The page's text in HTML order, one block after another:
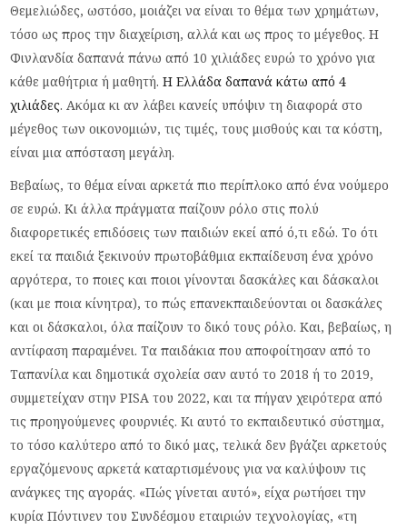
Θεμελιώδες, ωστόσο, μοιάζει να είναι το θέμα των χρημάτων,
τόσο ως προς την διαχείριση, αλλά και ως προς το μέγεθος. Η
Φινλανδία δαπανά πάνω από 10 χιλιάδες ευρώ το χρόνο για
κάθε μαθήτρια ή μαθητή.Η Ελλάδα δαπανά κάτω από 4
χιλιάδες. Ακόμα κι αν λάβει κανείς υπόψιν τη διαφορά στο
μέγεθος των οικονομιών, τις τιμές, τους μισθούς και τα κόστη,
είναι μια απόσταση μεγάλη.
Βεβαίως, το θέμα είναι αρκετά πιο περίπλοκο από ένα νούμερο
σε ευρώ. Κι άλλα πράγματα παίζουν ρόλο στις πολύ
διαφορετικές επιδόσεις των παιδιών εκεί από ό,τι εδώ. Το ότι
εκεί τα παιδιά ξεκινούν πρωτοβάθμια εκπαίδευση ένα χρόνο
αργότερα, το ποιες και ποιοι γίνονται δασκάλες και δάσκαλοι
(και με ποια κίνητρα), το πώς επανεκπαιδεύονται οι δασκάλες
και οι δάσκαλοι, όλα παίζουν το δικό τους ρόλο. Και, βεβαίως, η
αντίφαση παραμένει. Τα παιδάκια που αποφοίτησαν από το
Ταπανίλα και δημοτικά σχολεία σαν αυτό το 2018 ή το 2019,
συμμετείχαν στην PISA του 2022, και τα πήγαν χειρότερα από
τις προηγούμενες φουρνιές. Κι αυτό το εκπαιδευτικό σύστημα,
το τόσο καλύτερο από το δικό μας, τελικά δεν βγάζει αρκετούς
εργαζόμενους αρκετά καταρτισμένους για να καλύψουν τις
ανάγκες της αγοράς. «Πώς γίνεται αυτό», είχα ρωτήσει την
κυρία Πόντινεν του Συνδέσμου εταιριών τεχνολογίας, «τη